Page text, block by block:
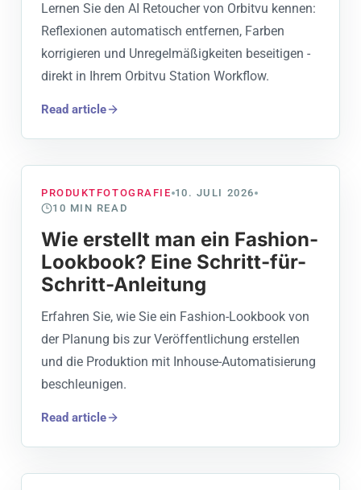
Lernen Sie den AI Retoucher von Orbitvu kennen:
Reflexionen automatisch entfernen, Farben
korrigieren und Unregelmäßigkeiten beseitigen -
direkt in Ihrem Orbitvu Station Workflow.
Read article
PRODUKTFOTOGRAFIE 10. JULI 2026
10 MIN READ
Wie erstellt man ein Fashion-
Lookbook? Eine Schritt-für-
Schritt-Anleitung
Erfahren Sie, wie Sie ein Fashion-Lookbook von
der Planung bis zur Veröffentlichung erstellen
und die Produktion mit Inhouse-Automatisierung
beschleunigen.
Read article